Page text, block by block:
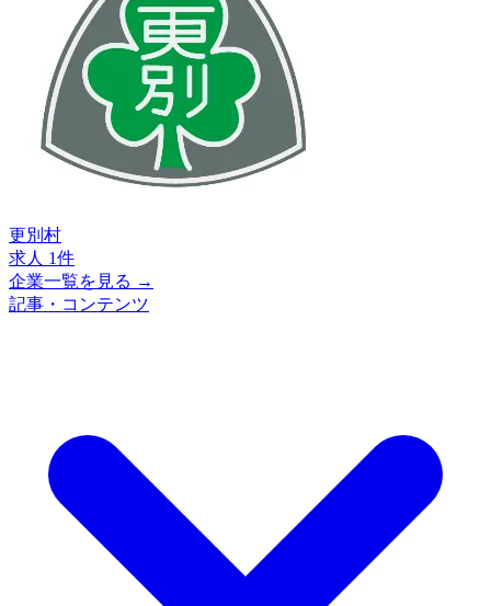
更別村
求人 1件
企業一覧を見る →
記事・コンテンツ